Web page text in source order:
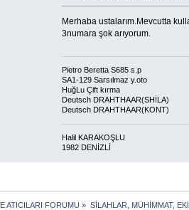
Merhaba ustalarım.Mevcutta
3numara şok arıyorum.
Pietro Beretta S685 s.p
SA1-129 Sarsılmaz y.oto
HuğLu Çift kırma
Deutsch DRAHTHAAR(SHİLA)
Deutsch DRAHTHAAR(KONT)
Halil KARAKOŞLU
1982 DENİZLİ
ATICILARI FORUMU » SİLAHLAR, MÜHİMMAT,